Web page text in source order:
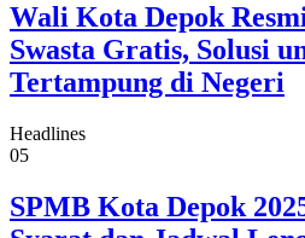
Wali Kota Depok
Swasta Gratis, Solusi
Tertampung di Negeri
Headlines
05
SPMB Kota Depok